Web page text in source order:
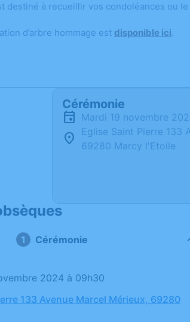
destiné à recueillir vos condoléances ou le
d’arbre hommage est disponible ici.
Cérémonie
mardi 19 novembre
Eglise Saint Pierre 133
69280 Marcy l'Etoile
Cérémonie
2024 à 09h30
133 Avenue Marcel Mérieux, 69280